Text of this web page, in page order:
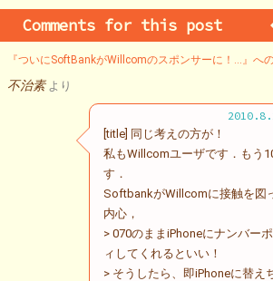
Comments for this post
『ついにSoftBankがWillcomのスポンサーに！…』へ
不治素 より
[title] 同じ考えの方が！
私もWillcomユーザです．もう
す．
SoftbankがWillcomに接触を図
内心，
> 070のままiPhoneにナンバー
ィしてくれるといい！
> そうしたら、即iPhoneに替え